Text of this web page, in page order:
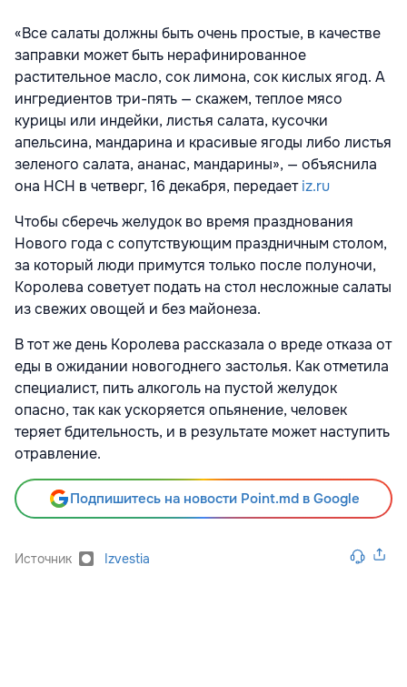
«Все салаты должны быть очень простые, в качестве
заправки может быть нерафинированное
растительное масло, сок лимона, сок кислых ягод. А
ингредиентов три-пять — скажем, теплое мясо
курицы или индейки, листья салата, кусочки
апельсина, мандарина и красивые ягоды либо листья
зеленого салата, ананас, мандарины», — объяснила
она НСН в четверг, 16 декабря, передаетiz.ru
Чтобы сберечь желудок во время празднования
Нового года с сопутствующим праздничным столом,
за который люди примутся только после полуночи,
Королева советует подать на стол несложные салаты
из свежих овощей и без майонеза.
В тот же день Королева рассказала о вреде отказа от
еды в ожидании новогоднего застолья. Как отметила
специалист, пить алкоголь на пустой желудок
опасно, так как ускоряется опьянение, человек
теряет бдительность, и в результате может наступить
отравление.
Подпишитесь на новости Point.md в Google
Источник Izvestia